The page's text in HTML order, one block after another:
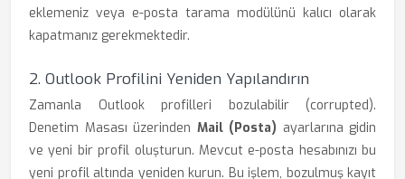
eklemeniz veya e-posta tarama modülünü kalıcı olarak
kapatmanız gerekmektedir.
2. Outlook Profilini Yeniden Yapılandırın
Zamanla Outlook profilleri bozulabilir (corrupted).
Denetim Masası üzerinden Mail (Posta) ayarlarına gidin
ve yeni bir profil oluşturun. Mevcut e-posta hesabınızı bu
yeni profil altında yeniden kurun. Bu işlem, bozulmuş kayıt